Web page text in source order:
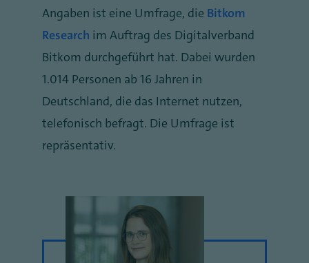
Angaben ist eine Umfrage, die Bitkom
Research im Auftrag des Digitalverband
Bitkom durchgeführt hat. Dabei wurden
1.014 Personen ab 16 Jahren in
Deutschland, die das Internet nutzen,
telefonisch befragt. Die Umfrage ist
repräsentativ.